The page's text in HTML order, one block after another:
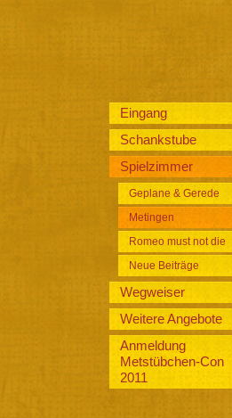
Eingang
Schankstube
Spielzimmer
Geplane & Gerede
Metingen
Romeo must not die
Neue Beiträge
Wegweiser
Weitere Angebote
Anmeldung
Metstübchen-Con
2011